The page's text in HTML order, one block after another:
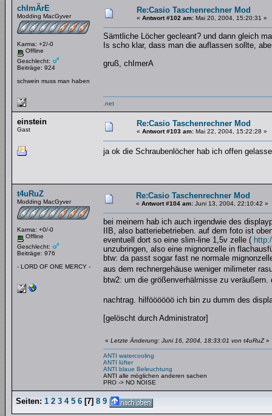
chImÄrE
Modding MacGyver
Karma: +2/-0
Offline
Geschlecht:
Beiträge: 924
schwein muss man haben
Re:Casio Taschenrechner Mod
« Antwort #102 am: Mai 20, 2004, 15:20:31 »
Sämtliche Löcher gecleant? und dann gleich
Is scho klar, dass man die auflassen sollte,
gruß, chImerA
.net
einstein
Gast
Re:Casio Taschenrechner Mod
« Antwort #103 am: Mai 22, 2004, 15:22:28 »
ja ok die Schraubenlöcher hab ich offen
t4uRuZ
Modding MacGyver
Karma: +0/-0
Offline
Geschlecht:
Beiträge: 976
- LORD OF ONE MERCY -
Re:Casio Taschenrechner Mod
« Antwort #104 am: Juni 13, 2004, 22:10:42 »
bei meinem hab ich auch irgendwie des
IIB, also batteriebetrieben. auf dem foto ist
eventuell dort so eine slim-line 1,5v zelle (
unzubringen, also eine mignonzelle in
btw: da passt sogar fast ne normale
aus dem rechnergehäuse weniger milimeter
btw2: um die größenverhälrnisse zu
nachtrag. hilföööööö ich bin zu dumm des
[gelöscht durch Administrator]
« Letzte Änderung: Juni 16, 2004, 18:33:01 von t4uRuZ»
ANTI watercooling
ANTI lüfter
ANTI blaue Beleuchtung
ANTI alle möglichen anderen sachen
PRO -> NO NOISE
Seiten: 1 2 3 4 5 6 [7] 8 9